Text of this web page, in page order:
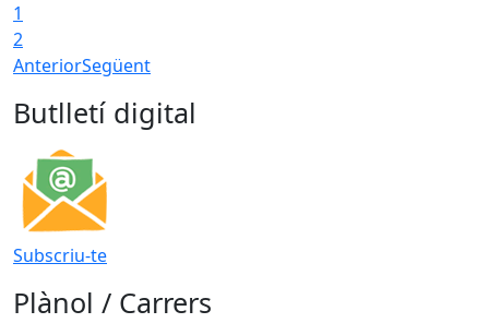
1
2
AnteriorSegüent
Butlletí digital
Subscriu-te
Plànol / Carrers